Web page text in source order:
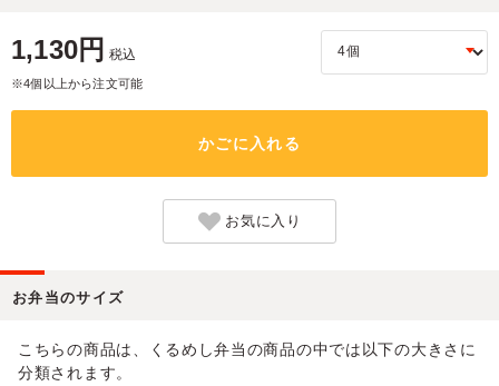
1,130円 税込
※4個以上から注文可能
かごに入れる
お気に入り
お弁当のサイズ
こちらの商品は、くるめし弁当の商品の中では以下の大きさに
分類されます。